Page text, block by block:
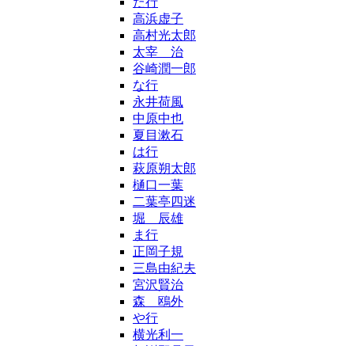
高浜虚子
高村光太郎
太宰 治
谷崎潤一郎
な行
永井荷風
中原中也
夏目漱石
は行
萩原朔太郎
樋口一葉
二葉亭四迷
堀 辰雄
ま行
正岡子規
三島由紀夫
宮沢賢治
森 鴎外
や行
横光利一